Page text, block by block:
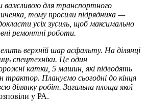
важливою для транспортного
тому просили підрядника —
усіх зусиль, щоб максимально
ремонтні роботи.
верхній шар асфальту. На ділянці
спецтехніки. Це один
катки, 5 машин, які підводять
трактор. Плануємо сьогодні до кінця
ділянку робіт. Загальна площа якої
у РА.